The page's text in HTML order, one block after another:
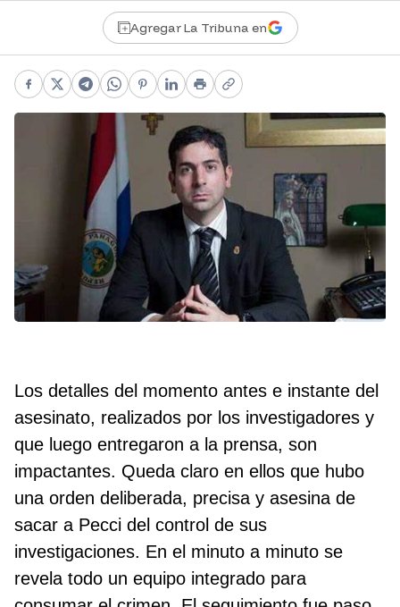
Agregar La Tribuna en
Facebook
X Telegram
WhatsApp
Pinterest
LinkedIn
PrintCopy link
Los detalles del momento antes e instante del
asesinato, realizados por los investigadores y
que luego entregaron a la prensa, son
impactantes. Queda claro en ellos que hubo
una orden deliberada, precisa y asesina de
sacar a Pecci del control de sus
investigaciones. En el minuto a minuto se
revela todo un equipo integrado para